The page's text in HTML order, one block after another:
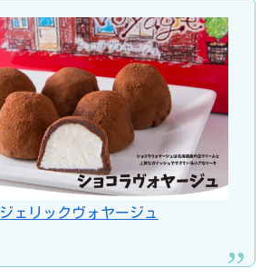
ェリックヴォヤージュ